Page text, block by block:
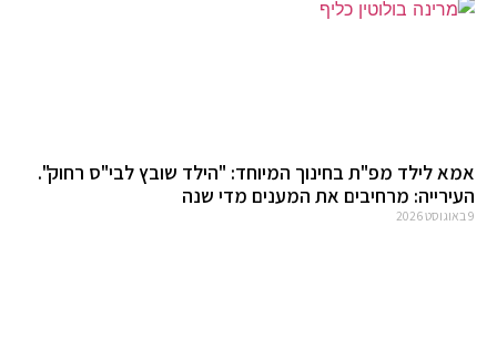
אמא לילד מפ"ת בחינוך המיוחד: "הילד שובץ לבי"ס רחוק".
העירייה: מרחיבים את המענים מדי שנה
9 באוגוסט 2026